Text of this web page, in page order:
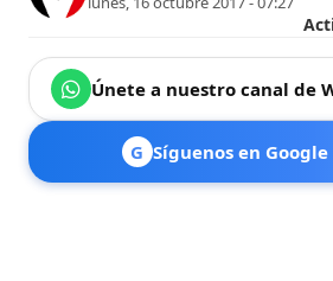
Únete a nuestro canal de
G Síguenos en